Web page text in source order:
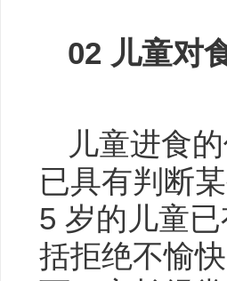
02 儿童对
儿童进食
已具有判断
5 岁的儿童
括拒绝不愉